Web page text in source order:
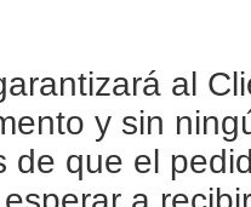
al
y sin
de que el